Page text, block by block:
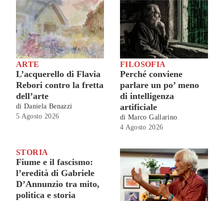
ARTE
L’acquerello di Flavia
Rebori contro la fretta
dell’arte
di Daniela Benazzi
5 Agosto 2026
FILOSOFIA
Perché conviene
parlare un po’ meno
di intelligenza
artificiale
di Marco Gallarino
4 Agosto 2026
STORIA
Fiume e il fascismo:
l’eredità di Gabriele
D’Annunzio tra mito,
politica e storia